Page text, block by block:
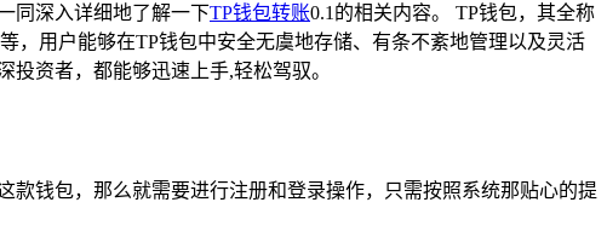
同深入详细地了解一下TP钱包转账0.1的相关内容。 TP钱包，其全称
，用户能够在TP钱包中安全无虞地存储、有条不紊地管理以及灵活
资者，都能够迅速上手,轻松驾驭。
钱包，那么就需要进行注册和登录操作，只需按照系统那贴心的提